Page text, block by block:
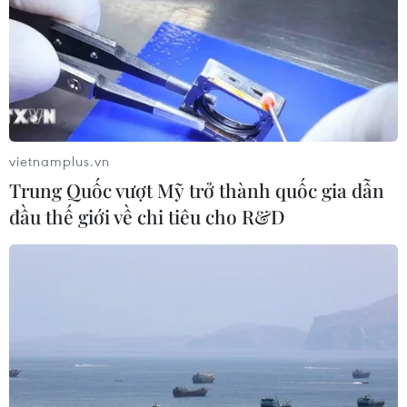
Lâm Đồng: Tìm thấy thi thể bé trai 13 tuổi
mất tích do lật xuồng ở hồ thủy lợi
26/03/2024 08:25
vietnamplus.vn
Trung Quốc vượt Mỹ trở thành quốc gia dẫn
đầu thế giới về chi tiêu cho R&D